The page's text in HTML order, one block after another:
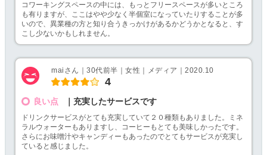
コワーキングスペースの中には、もっとフリースペースが多いところ
も有りますが、ここはやや少なく半個室になっていたりすることが多
いので、異業種の方と知り合うきっかけがあるかどうかとなると、す
こし少ないかもしれません。
maiさん｜30代前半｜女性｜メディア｜2020.10
4
良い点 ｜充実したサービスです
ドリンクサービスがとても充実していて２０種類もありました。ミネ
ラルウォーターもありますし、コーヒーもとても美味しかったです。
さらにお味噌汁やキャンディーもあったのでとてもサービスが充実し
ていると感じました。